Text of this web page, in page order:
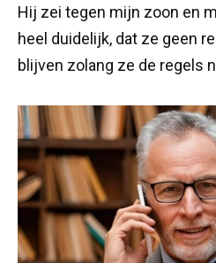
Hij zei tegen mijn zoon en
heel duidelijk, dat ze geen
blijven zolang ze de regels